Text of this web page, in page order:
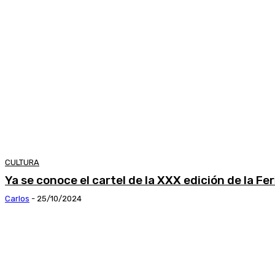
CULTURA
Ya se conoce el cartel de la XXX edición de la
Carlos - 25/10/2024